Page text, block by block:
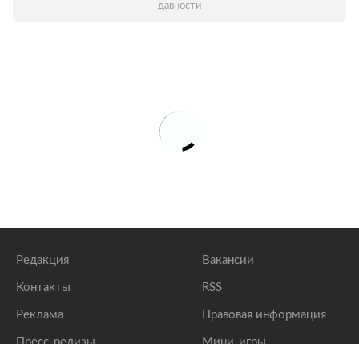
давности
Редакция
Контакты
Реклама
Вакансии
RSS
Правовая информация